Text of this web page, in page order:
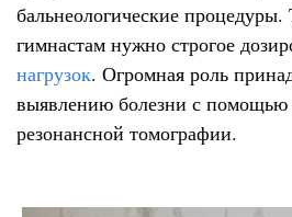
бальнеологические процедуры.
гимнастам нужно строгое
нагрузок. Огромная роль
выявлению болезни с помощью
резонансной томографии.